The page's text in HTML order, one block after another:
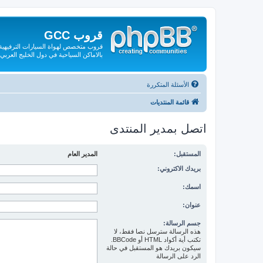
قروب GCC
قروب متخصص لهواة السيارات الترفيهية
بالاماكن السياحية في دول الخليج العربي
الأسئلة المتكررة
قائمة المنتديات
اتصل بمدير المنتدى
المستقبل: المدير العام
بريدك الاكتروني:
اسمك:
عنوان:
جسم الرسالة:
هذه الرسالة سترسل نصا فقط، لا
سيكون بريدك هو المستقبل في حالة
الرد على الرسالة